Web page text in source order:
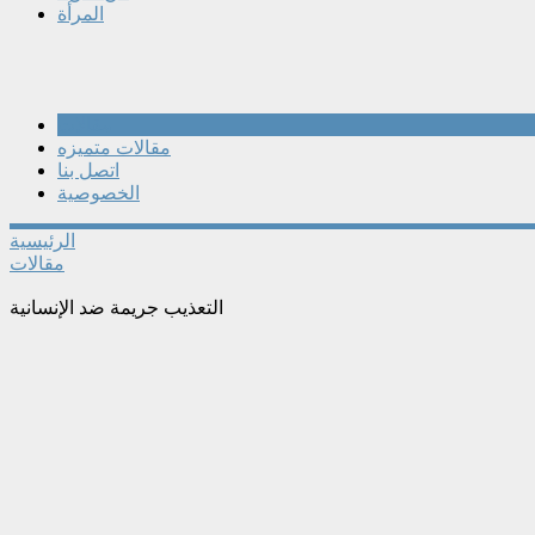
المرأة
مقالات متميزه
اتصل بنا
الخصوصية
الرئيسية
مقالات
التعذيب جريمة ضد الإنسانية